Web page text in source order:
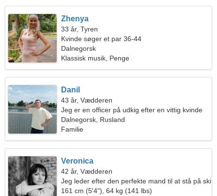
Zhenya
33 år, Tyren
Kvinde søger et par 36-44
Dalnegorsk
Klassisk musik, Penge
Danil
43 år, Vædderen
Jeg er en officer på udkig efter en vittig kvinde
Dalnegorsk, Rusland
Familie
Veronica
42 år, Vædderen
Jeg leder efter den perfekte mand til at stå på ski
sammen
161 cm (5'4"), 64 kg (141 lbs)